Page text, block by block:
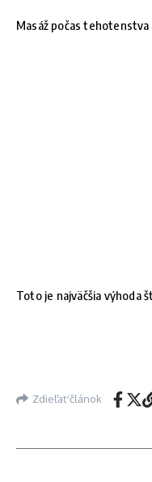
Masáž počas tehotenstva
Toto je najväčšia výhoda
Zdieľať článok